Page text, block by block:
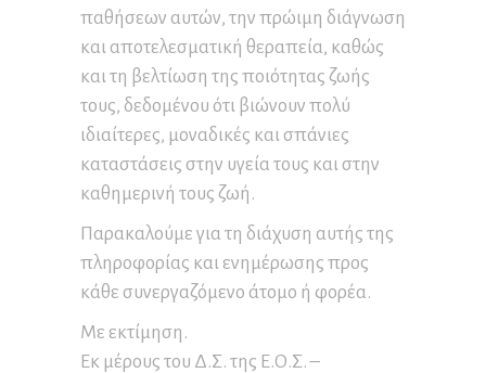
παθήσεων αυτών, την πρώιμη διάγνωση
και αποτελεσματική θεραπεία, καθώς
και τη βελτίωση της ποιότητας ζωής
τους, δεδομένου ότι βιώνουν πολύ
ιδιαίτερες, μοναδικές και σπάνιες
καταστάσεις στην υγεία τους και στην
καθημερινή τους ζωή.
Παρακαλούμε για τη διάχυση αυτής της
πληροφορίας και ενημέρωσης προς
κάθε συνεργαζόμενο άτομο ή φορέα.
Με εκτίμηση.
Εκ μέρους του Δ.Σ. της Ε.Ο.Σ. –